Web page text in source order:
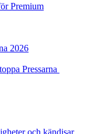
Premium
2026
Pressarna
och kändisar